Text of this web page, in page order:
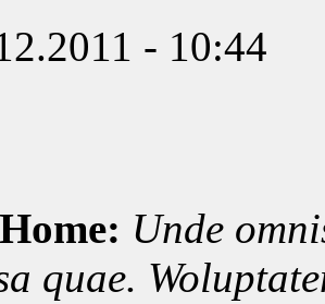
- 10:44
Unde
quae.